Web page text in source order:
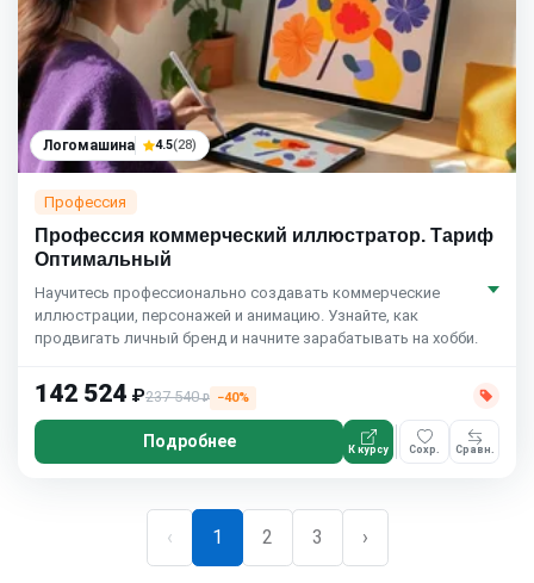
Логомашина 4.5(28)
Профессия
Профессия коммерческий иллюстратор. Тариф
Оптимальный
Научитесь профессионально создавать коммерческие
иллюстрации, персонажей и анимацию. Узнайте, как
продвигать личный бренд и начните зарабатывать на хобби.
142 524 ₽237 540₽ −40%
Подробнее К курсу Сохр. Сравн.
‹ 1 2 3 ›